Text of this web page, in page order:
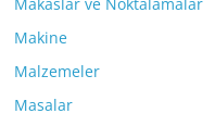
Makine
Malzemeler
Masalar